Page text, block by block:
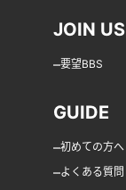
JOIN US
–要望BBS
GUIDE
–初めての方へ
–よくある質問